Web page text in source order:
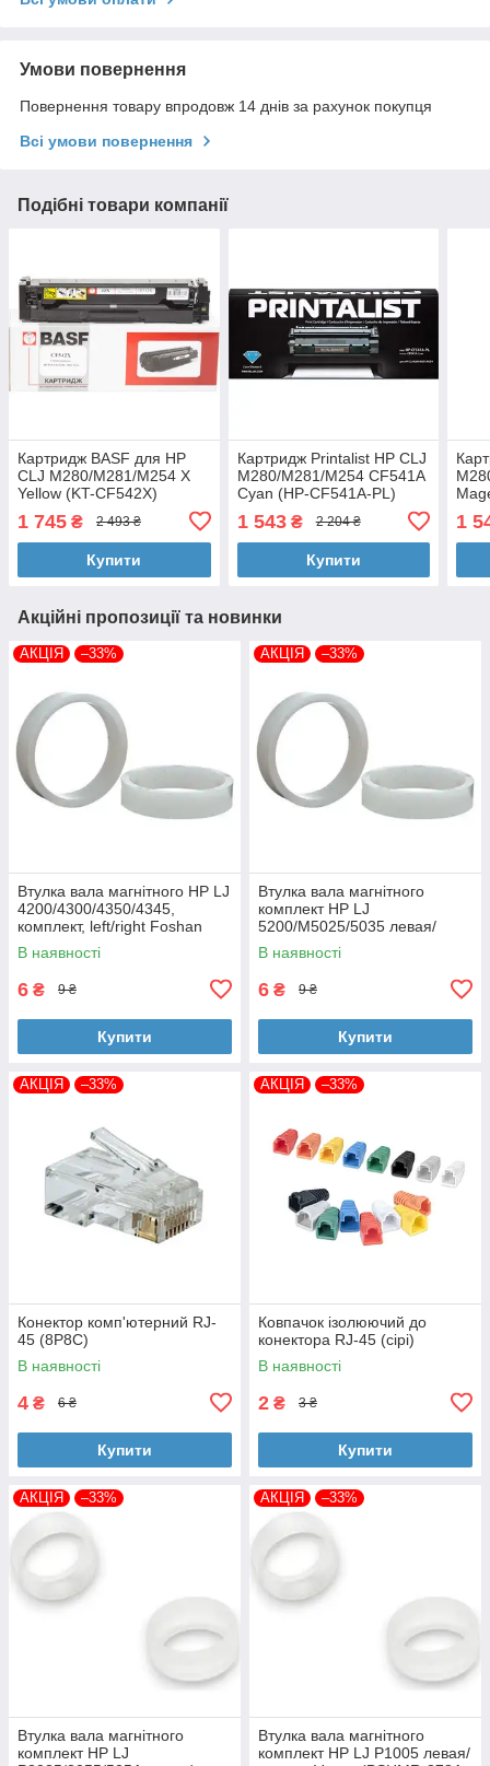
Умови повернення
Повернення товару впродовж 14 днів за рахунок покупця
Всі умови повернення
Подібні товари компанії
Картридж BASF для HP
CLJ M280/M281/M254 Х
Yellow (KT-CF542Х)
1 745 ₴ 2 493 ₴
Купити
Картридж Printalist HP CLJ
M280/M281/M254 CF541A
Cyan (HP-CF541A-PL)
1 543₴ 2 204 ₴
Купити
1
Акційні пропозиції та новинки
АКЦІЯ –33%
Втулка вала магнітного HP LJ
4200/4300/4350/4345,
комплект, left/right Foshan
(MAG-1338A-BSH-Foshan)
В наявності
6 ₴ 9 ₴
Купити
АКЦІЯ –33%
Втулка вала магнітного
комплект HP LJ
5200/M5025/5035 левая/
правая Foshan (MAG-7516A-
BSH-Foshan)
В наявності
6 ₴ 9 ₴
Купити
АКЦІЯ –33%
Конектор комп'ютерний RJ-
45 (8P8C)
В наявності
4 ₴ 6 ₴
Купити
АКЦІЯ –33%
Ковпачок ізолюючий до
конектора RJ-45 (сірі)
В наявності
2 ₴ 3 ₴
Купити
АКЦІЯ –33%
Втулка вала магнітного
комплект HP LJ
АКЦІЯ –33%
Втулка вала магнітного
комплект HP LJ P1005 левая/